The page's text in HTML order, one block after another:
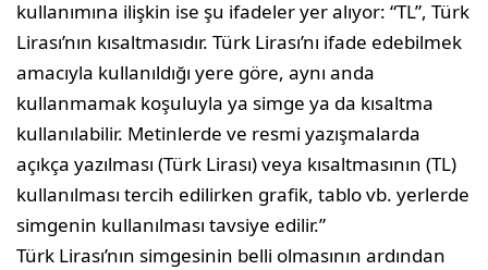
kullanımına ilişkin ise şu ifadeler yer alıyor: “TL”, Türk
Lirası’nın kısaltmasıdır. Türk Lirası’nı ifade edebilmek
amacıyla kullanıldığı yere göre, aynı anda
kullanmamak koşuluyla ya simge ya da kısaltma
kullanılabilir. Metinlerde ve resmi yazışmalarda
açıkça yazılması (Türk Lirası) veya kısaltmasının (TL)
kullanılması tercih edilirken grafik, tablo vb. yerlerde
simgenin kullanılması tavsiye edilir.”
Türk Lirası’nın simgesinin belli olmasının ardından